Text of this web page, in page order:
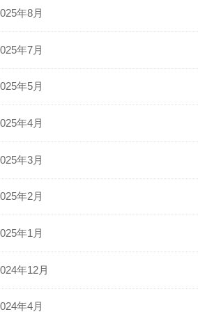
年8月
年7月
年5月
年4月
年3月
年2月
年1月
年12月
年4月